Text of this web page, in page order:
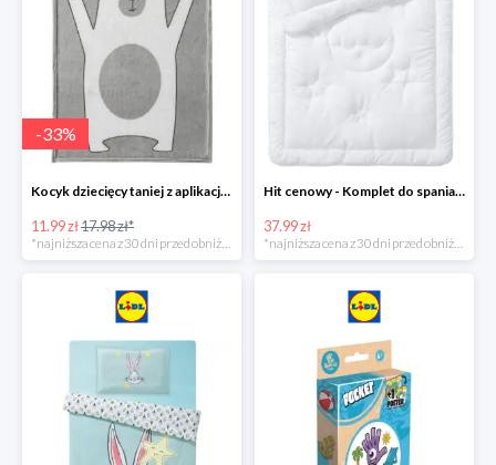
-33%
Kocyk dziecięcy taniej z aplikacją Lidl
11.99 zł17.98 zł*
Hit cenowy - Komplet do spania: kołdra i poduszka
37.99 zł